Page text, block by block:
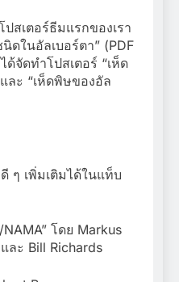
ปสเตอร์ธีมแรกของเรา
ดในอัลเบอร์ตา” (PDF
ด้จัดทำโปสเตอร์ “เห็ด
ละ “เห็ดพิษของอัล
ๆ เพิ่มเติมได้ในแท็บ
โดย Markus
ละ Bill Richards